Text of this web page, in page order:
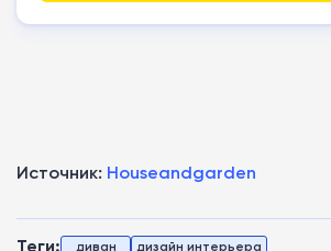
Источник: Houseandgarden
Теги: диван дизайн интерьера